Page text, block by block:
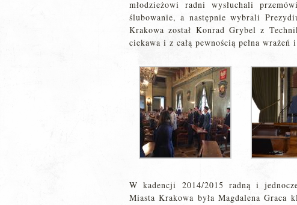
młodzieżowi radni wysłuchali
ślubowanie, a następnie wybrali
Krakowa został Konrad Grybel z
ciekawa i z całą pewnością pełna wrażeń
W kadencji 2014/2015 radną i
Miasta Krakowa była Magdalena